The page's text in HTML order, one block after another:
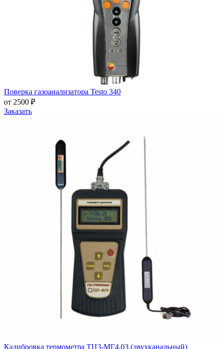
Поверка газоанализатора Testo 340
от 2500 ₽
Заказать
Калибровка термометра ТЦ3-МГ4.03 (двухканальный)